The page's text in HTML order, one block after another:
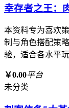
幸存者之王：
本资料专为喜欢
制与角色搭配策
验，适合各水平
￥0.00平台
未分类